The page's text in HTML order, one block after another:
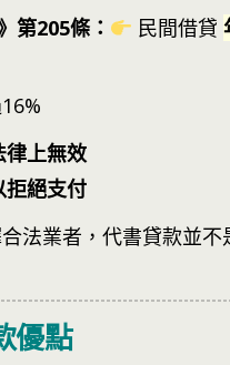
第205條： 民間借貸
律上無效
拒絕支付
法業者，代書貸款並不
優點